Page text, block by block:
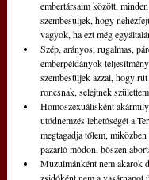
embertársaim között,
szembesüljek, hogy
vagyok, ha ezt még
Szép, arányos, rugalmas,
emberpéldányok
szembesüljek azzal, hogy
roncsnak, selejtnek
Homoszexuálisként
utódnemzés lehetőségét a
megtagadja tőlem,
pazarló módon, bőszen
Muzulmánként nem akarok